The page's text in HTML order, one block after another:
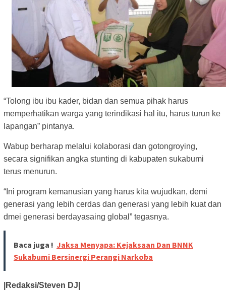
“Tolong ibu ibu kader, bidan dan semua pihak harus
memperhatikan warga yang terindikasi hal itu, harus turun ke
lapangan” pintanya.
Wabup berharap melalui kolaborasi dan gotongroying,
secara signifikan angka stunting di kabupaten sukabumi
terus menurun.
“Ini program kemanusian yang harus kita wujudkan, demi
generasi yang lebih cerdas dan generasi yang lebih kuat dan
dmei generasi berdayasaing global” tegasnya.
Baca juga ! Jaksa Menyapa: Kejaksaan Dan BNNK
Sukabumi Bersinergi Perangi Narkoba
|Redaksi/Steven DJ|